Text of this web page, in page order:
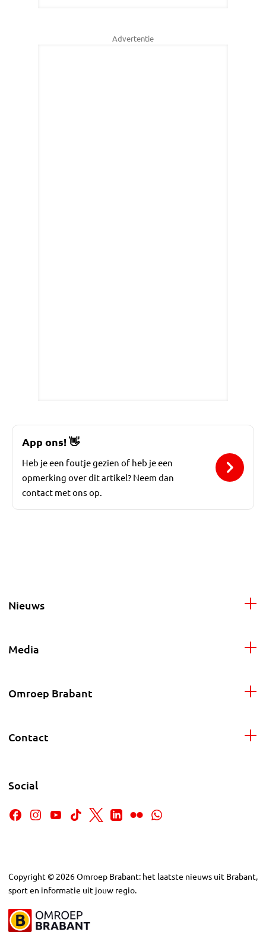
Advertentie
App ons!👋
Heb je een foutje gezien of heb je een
opmerking over dit artikel? Neem dan
contact met ons op.
Nieuws
Media
Omroep Brabant
Contact
Social
Copyright © 2026Omroep Brabant: het laatste nieuws uit Brabant,
sport en informatie uit jouw regio.